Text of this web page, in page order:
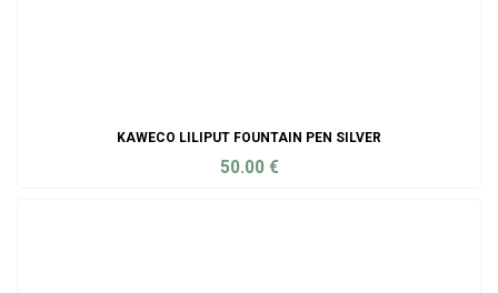
KAWECO LILIPUT FOUNTAIN PEN SILVER
50.00 €